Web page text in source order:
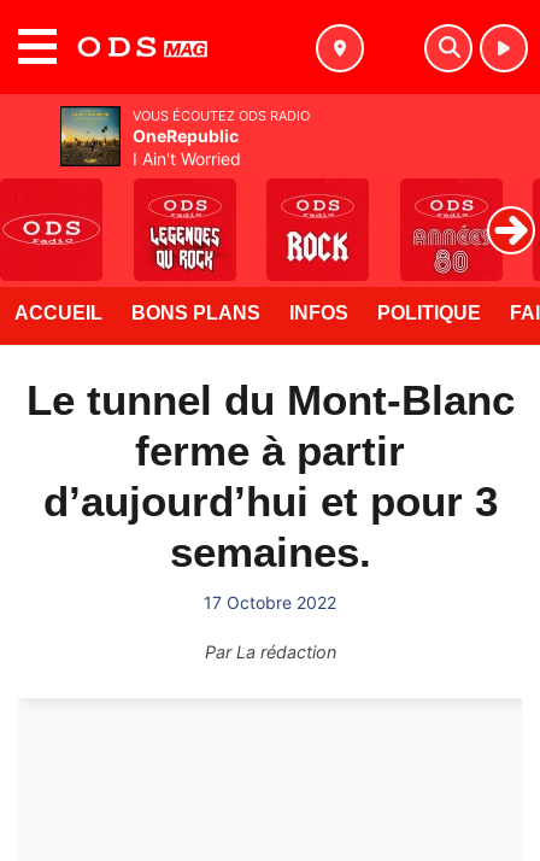
ACCUEIL BONS PLANS INFOS POLITIQUE
Le tunnel du Mont-Blanc
ferme à partir
d’aujourd’hui et pour 3
semaines.
17 Octobre 2022
ParLa rédaction
VOUS ÉCOUTEZ ODS RADIO
OneRepublic
I Ain't Worried